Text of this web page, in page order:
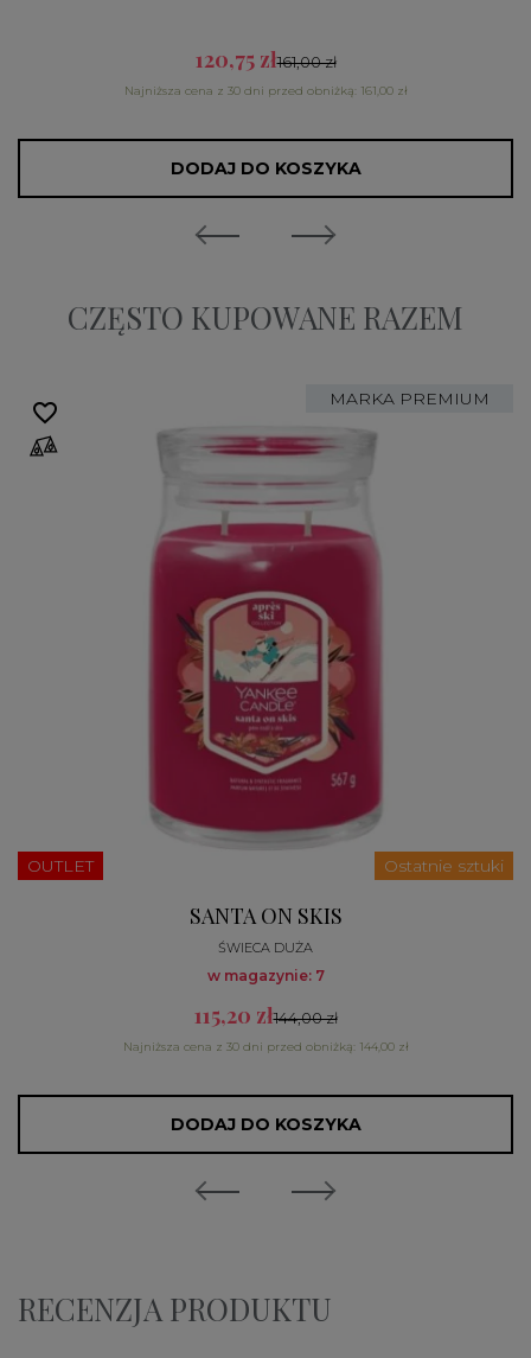
120,75 zł161,00 zł
Najniższa cena z 30 dni przed obniżką: 161,00 zł
DODAJ DO KOSZYKA
CZĘSTO KUPOWANE RAZEM
MARKA PREMIUM
OUTLET Ostatnie sztuki
SANTA ON SKIS
ŚWIECA DUŻA
w magazynie: 7
115,20 zł144,00 zł
Najniższa cena z 30 dni przed obniżką: 144,00 zł
DODAJ DO KOSZYKA
favorite_border
RECENZJA PRODUKTU